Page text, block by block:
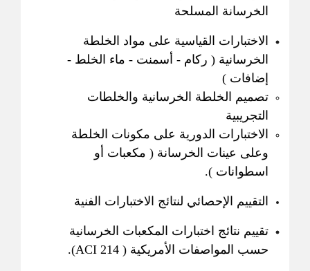
الخرسانة المسلحة
الاختبارات القياسية على مواد الخلطة
الخرسانية ( ركام - أسمنت - ماء الخلط -
إضافات )
تصميم الخلطة الخرسانية والخلطات
التجريبية
الاختبارات الدورية على مكونات الخلطة
وعلى عينات الخرسانة ( مكعبات أو
اسطوانات ).
التقييم الإحصائي لنتائج الاختبارات الفنية
تقييم نتائج اختبارات المكعبات الخرسانية
حسب المواصفات الأمريكية ( ACI 214).